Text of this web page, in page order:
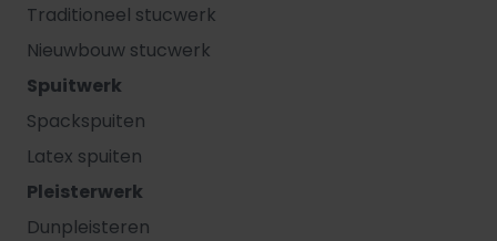
Traditioneel stucwerk
Nieuwbouw stucwerk
Spuitwerk
Spackspuiten
Latex spuiten
Pleisterwerk
Dunpleisteren